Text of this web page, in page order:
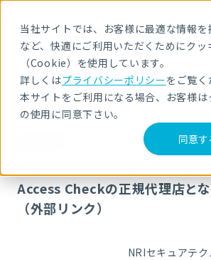
当社サイトでは、お客様に最適な情報を
など、快適にご利用いただくためにクッ
（Cookie）を使用しています。
詳しくはプライバシーポリシーをご覧く
本サイトをご利用になる場合、お客様は
の使用に同意下さい。
同意す
HOME
ニュース・トピックス
丸紅ITソリューションズがSecureCube / Access
た。 （外部リンク）
Access Checkの正規代理店とな
（外部リンク）
NRIセキュアテ